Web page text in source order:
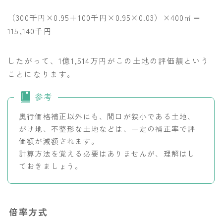
（300千円×0.95＋100千円×0.95×0.03）×400㎡＝
115,140千円
したがって、1億1,514万円がこの土地の評価額という
ことになります。
参考
奥行価格補正以外にも、間口が狭小である土地、
がけ地、不整形な土地などは、一定の補正率で評
価額が減額されます。
計算方法を覚える必要はありませんが、理解はし
ておきましょう。
倍率方式